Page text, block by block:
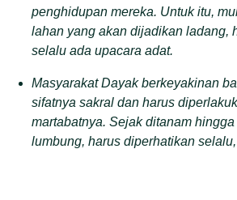
penghidupan mereka. Untuk itu,
lahan yang akan dijadikan ladang,
selalu ada upacara adat.
Masyarakat Dayak berkeyakinan
sifatnya sakral dan harus
martabatnya. Sejak ditanam
lumbung, harus diperhatikan